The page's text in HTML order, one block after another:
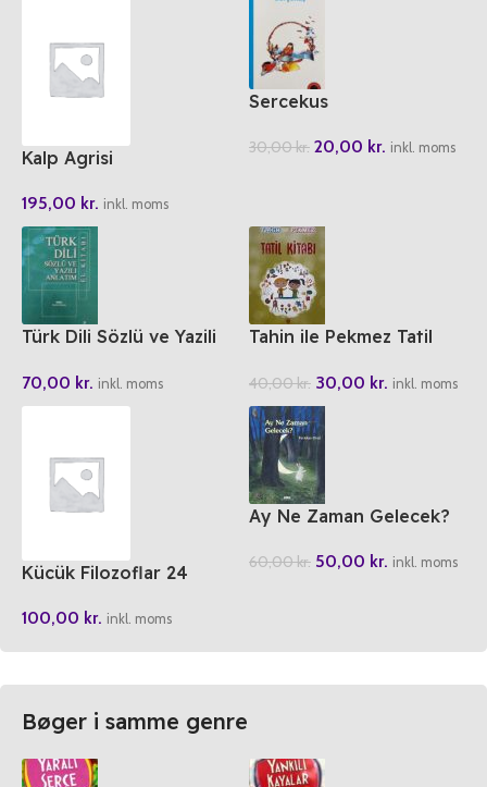
Kalp Agrisi
195,00 kr. inkl. moms
Sercekus
30,00kr. 20,00 kr. inkl. moms
Türk Dili Sözlü ve Yazili
70,00 kr. inkl. moms
Tahin ile Pekmez Tatil
40,00kr. 30,00 kr. inkl. moms
Kücük Filozoflar 24
Cemiyeti
100,00 kr. inkl. moms
Ay Ne Zaman Gelecek?
60,00kr. 50,00 kr. inkl. moms
Bøger i samme genre